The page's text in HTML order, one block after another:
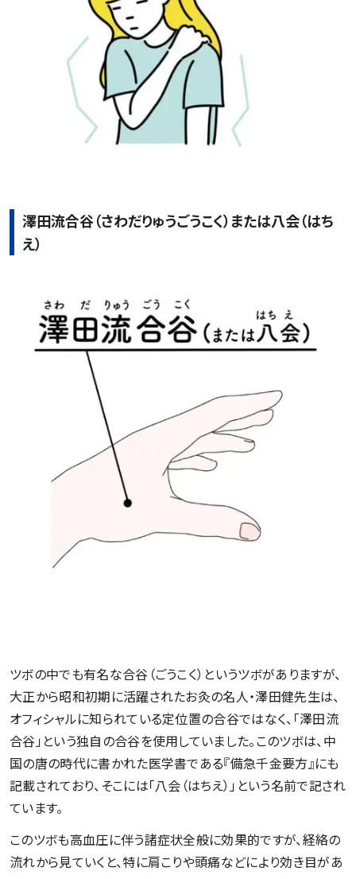
澤田流合谷（さわだりゅうごうこく）または八会（はち
え）
ツボの中でも有名な合谷（ごうこく）というツボがありますが、
大正から昭和初期に活躍されたお灸の名人・澤田健先生は、
オフィシャルに知られている定位置の合谷ではなく、「澤田流
合谷」という独自の合谷を使用していました。このツボは、中
国の唐の時代に書かれた医学書である『備急千金要方』にも
記載されており、そこには「八会（はちえ）」という名前で記され
ています。
このツボも高血圧に伴う諸症状全般に効果的ですが、経絡の
流れから見ていくと、特に肩こりや頭痛などにより効き目があ